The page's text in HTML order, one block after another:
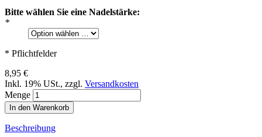
Bitte wählen Sie eine Nadelstärke:
*
* Pflichtfelder
8,95 €
Inkl. 19% USt., zzgl. Versandkosten
Menge
In den Warenkorb
Beschreibung